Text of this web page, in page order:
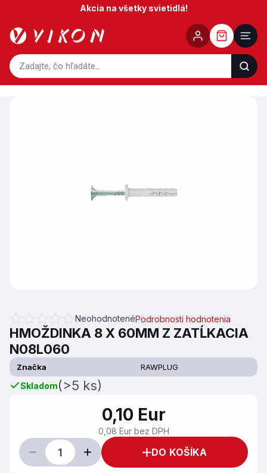
obsah
Akcia na všetky svietidlá!
Priemerné hodnotenie produktu je 0,0 z 5 hviezdičiek.
NeohodnotenéPodrobnosti hodnotenia
HMOŽDINKA 8 X 60MM Z ZATĹKACIA
N08L060
Značka RAWPLUG
Skladom(>5 ks)
0,10 Eur
0,08 Eur bez DPH
DO KOŠÍKA